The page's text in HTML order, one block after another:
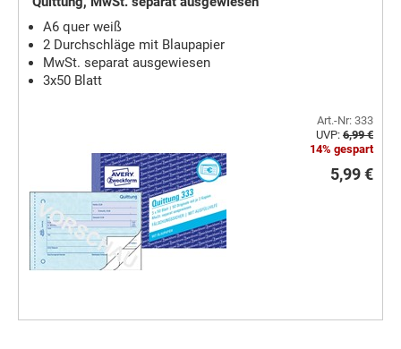
A6 quer weiß
2 Durchschläge mit Blaupapier
MwSt. separat ausgewiesen
3x50 Blatt
Art.-Nr: 333
UVP: 6,99 €
14% gespart
5,99 €